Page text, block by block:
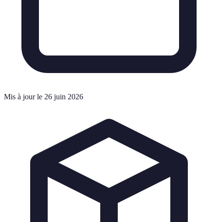
Mis à jour le 26 juin 2026